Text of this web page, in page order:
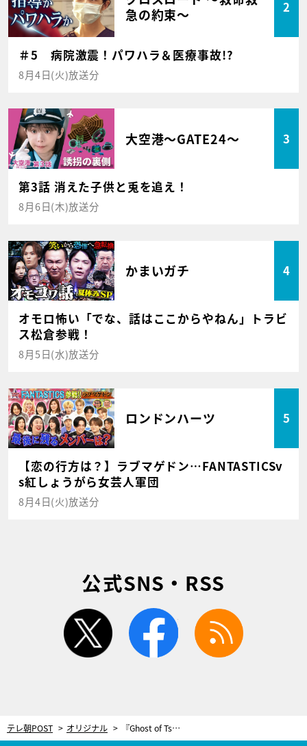
急の約束～
2
＃5 病院激震！パワハラ＆医療事故!?
8月4日(火)放送分
大空港～GATE24～ 3
第3話 消えた子供と兎を追え！
8月6日(木)放送分
かまいガチ 4
オモロ怖い「でな、話はここからやねん」トラビ
ス松倉参戦！
8月5日(水)放送分
ロンドンハーツ 5
【恋の行方は？】ラブマゲドン…FANTASTICSv
s紅しょうがら女芸人軍団
8月4日(火)放送分
公式SNS・RSS
twitter facebook
テレ朝POST オリジナル 『Ghost of Tsushima』でも活躍！安藤麻吹、“声の仕事”のきっかけは俳優座の舞台